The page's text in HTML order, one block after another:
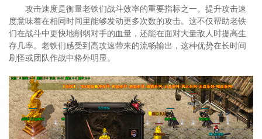
攻击速度是衡量老铁们战斗效率的重要指标之一。提升攻击速
度意味着在相同时间里能够发动更多次数的攻击。这不仅帮助老铁
们在战斗中更快地削弱对手的血量，还能在面对大量敌人时提高生
存几率。老铁们感受到高攻速带来的流畅输出，这种优势在长时间
刷怪或团队作战中格外明显。